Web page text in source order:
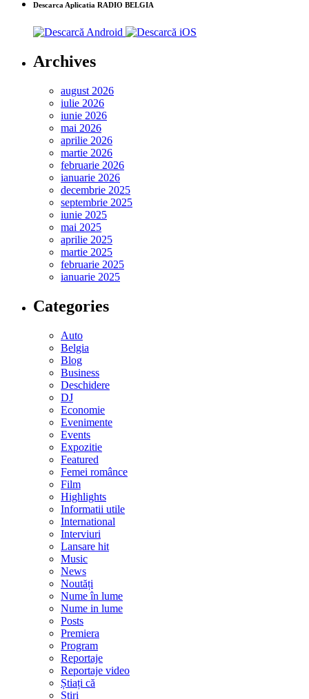
Descarca Aplicatia RADIO BELGIA
Archives
august 2026
iulie 2026
iunie 2026
mai 2026
aprilie 2026
martie 2026
februarie 2026
ianuarie 2026
decembrie 2025
septembrie 2025
iunie 2025
mai 2025
aprilie 2025
martie 2025
februarie 2025
ianuarie 2025
Categories
Auto
Belgia
Blog
Business
Deschidere
DJ
Economie
Evenimente
Events
Expozitie
Featured
Femei românce
Film
Highlights
Informatii utile
International
Interviuri
Lansare hit
Music
News
Noutăți
Nume în lume
Nume in lume
Posts
Premiera
Program
Reportaje
Reportaje video
Știați că
Stiri